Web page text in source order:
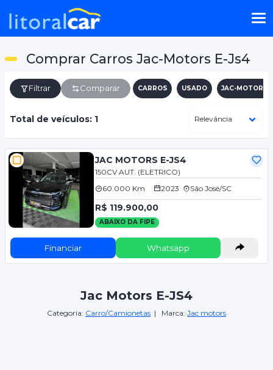
Comprar Carros Jac-Motors E-Js4
Filtrar Comparar CARROS USADO JAC-MOTORS
Total de veículos: 1
JAC MOTORS E-JS4
150CV AUT. (ELETRICO)
60.000 Km
2023 São José/SC
R$ 119.900,00
ABAIXO DA FIPE
Financiar Whatsapp
Jac Motors E-JS4
Categoria: Carro/Camionetas | Marca: Jac motors